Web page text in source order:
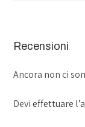
Recensioni
Ancora non ci
Devieffettuare